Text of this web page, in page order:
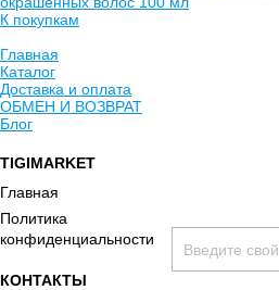
К покупкам
Главная
Каталог
Доставка и оплата
ОБМЕН И ВОЗВРАТ
Блог
TIGIMARKET
Главная
Политика
конфиденциальности
КОНТАКТЫ